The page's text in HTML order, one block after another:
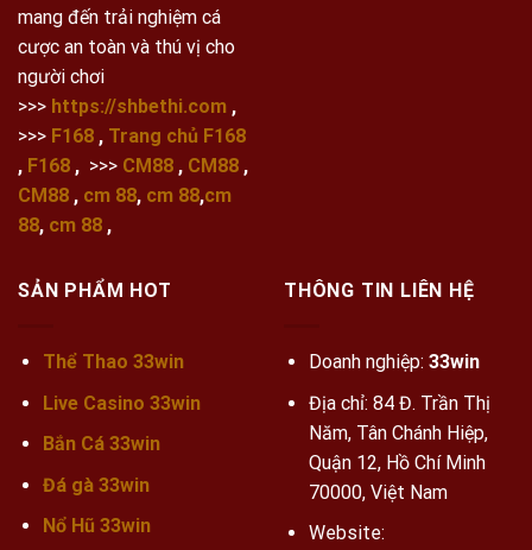
mang đến trải nghiệm cá
cược an toàn và thú vị cho
người chơi
>>> https://shbethi.com ,
>>> F168 , Trang chủ F168
, F168 , >>> CM88 , CM88 ,
CM88 , cm 88, cm 88,cm
88, cm 88 ,
SẢN PHẨM HOT
Thể Thao 33win
Live Casino 33win
Bắn Cá 33win
Đá gà 33win
Nổ Hũ 33win
THÔNG TIN LIÊN HỆ
Doanh nghiệp: 33win
Địa chỉ: 84 Đ. Trần Thị
Năm, Tân Chánh Hiệp,
Quận 12, Hồ Chí Minh
70000, Việt Nam
Website: